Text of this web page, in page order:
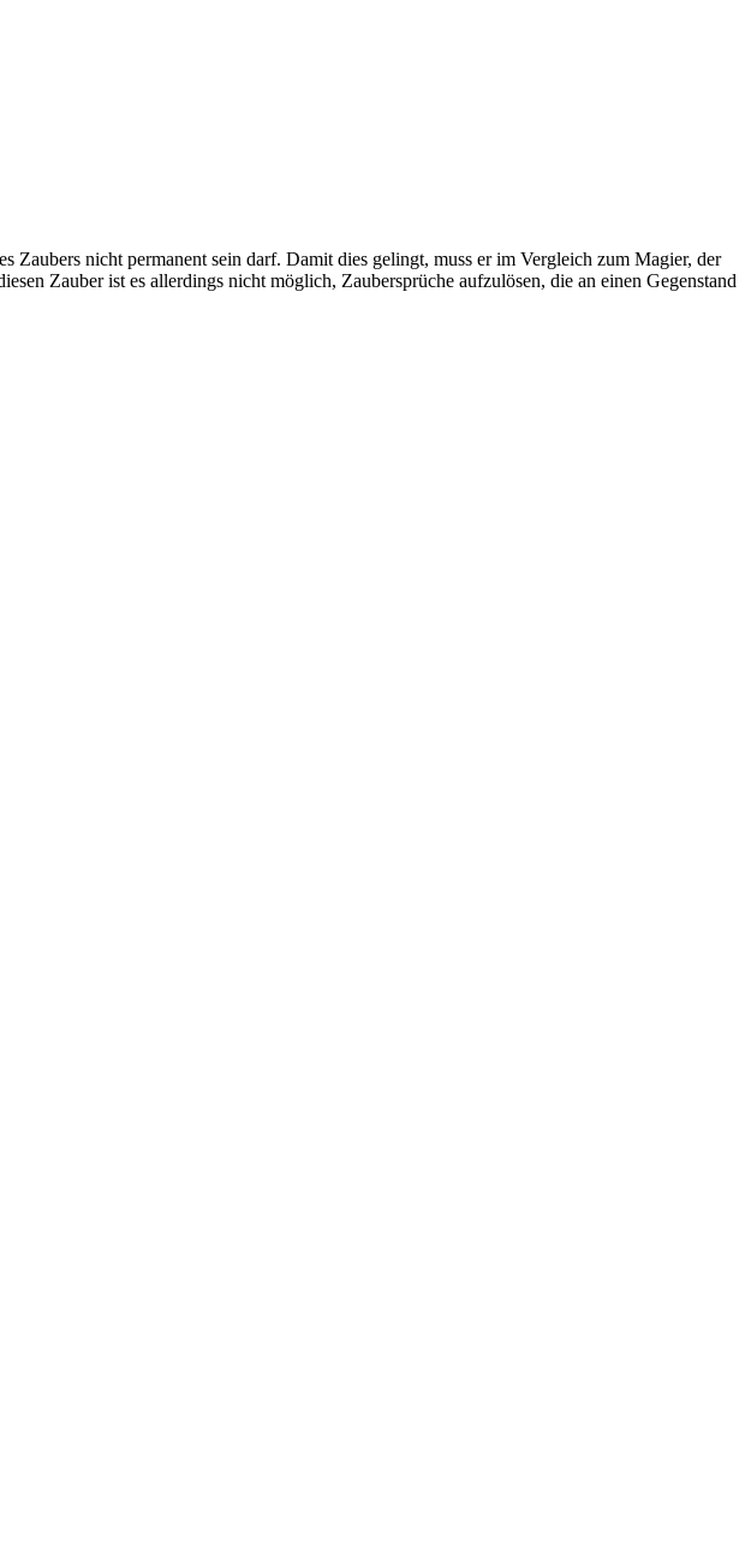
nicht permanent sein darf. Damit dies gelingt, muss er im Vergleich zum Magier, der
Zauber ist es allerdings nicht möglich, Zaubersprüche aufzulösen, die an einen Gegenstand